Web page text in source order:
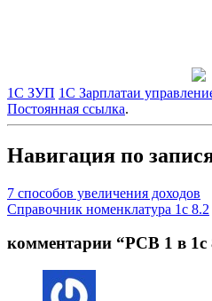
1С ЗУП 1С Зарплатаи
Постоянная ссылка.
Навигация по
7 способов увеличения доходов
Справочник номенклатура 1с 8.2
комментарии “РСВ 1 в 1с